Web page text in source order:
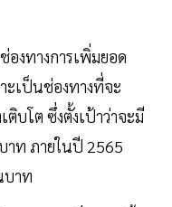
งทางการเพิ่มยอด
เป็นช่องทางที่จะ
บโต ซึ่งตั้งเป้าว่าจะมี
าท ภายในปี 2565
บาท